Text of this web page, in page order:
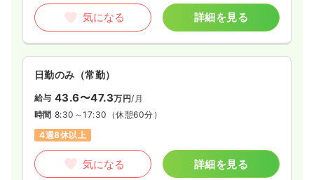
気になる 詳細を見る
日勤のみ（常勤）
給与 43.6〜47.3万円/月
時間 8:30～17:30 （休憩60分）
4週8休以上
気になる 詳細を見る